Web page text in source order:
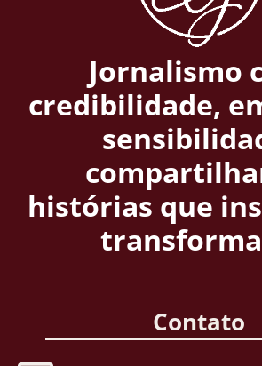
Jornalismo
credibilidade,
histórias que
Contato